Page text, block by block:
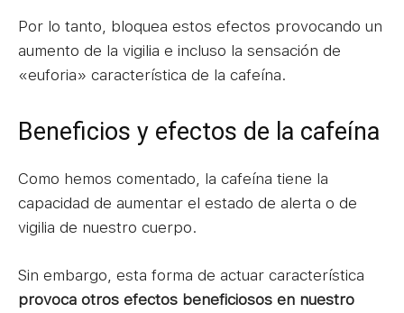
Por lo tanto, bloquea estos efectos provocando un
aumento de la vigilia e incluso la sensación de
«euforia» característica de la cafeína.
Beneficios y efectos de la cafeína
Como hemos comentado, la cafeína tiene la
capacidad de aumentar el estado de alerta o de
vigilia de nuestro cuerpo.
Sin embargo, esta forma de actuar característica
provoca otros efectos beneficiosos en nuestro